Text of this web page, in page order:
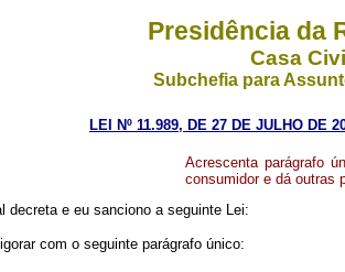
Presidência da
Casa Civil
Subchefia para
LEI Nº 11.989, DE 27 DE JULHO DE
Acrescenta parágrafo
consumidor e dá outras
e eu sanciono a seguinte Lei:
com o seguinte parágrafo único: